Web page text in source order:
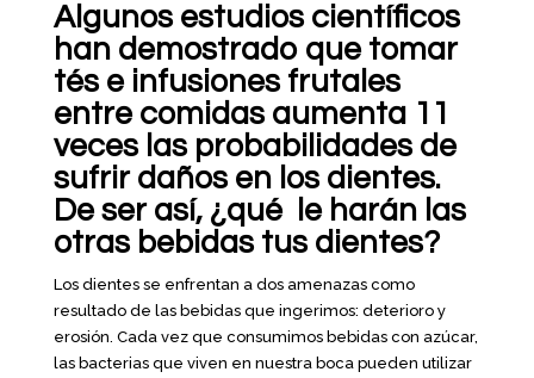
Algunos estudios científicos
han demostrado que tomar
tés e infusiones frutales
entre comidas aumenta 11
veces las probabilidades de
sufrir daños en los dientes.
De ser así, ¿qué le harán las
otras bebidas tus dientes?
Los dientes se enfrentan a dos amenazas como
resultado de las bebidas que ingerimos: deterioro y
erosión. Cada vez que consumimos bebidas con azúcar,
las bacterias que viven en nuestra boca pueden utilizar